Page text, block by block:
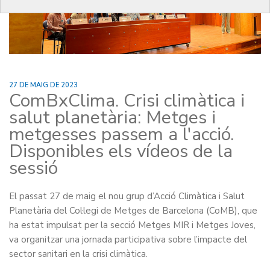
27 DE MAIG DE 2023
ComBxClima. Crisi climàtica i
salut planetària: Metges i
metgesses passem a l'acció.
Disponibles els vídeos de la
sessió
El passat 27 de maig el nou grup d’Acció Climàtica i Salut
Planetària del Col·legi de Metges de Barcelona (CoMB), que
ha estat impulsat per la secció Metges MIR i Metges Joves,
va organitzar una jornada participativa sobre l’impacte del
sector sanitari en la crisi climàtica.